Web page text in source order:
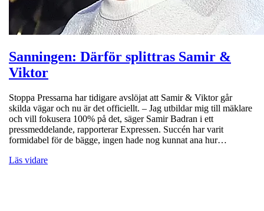
Sanningen: Därför splittras Samir &
Viktor
Stoppa Pressarna har tidigare avslöjat att Samir & Viktor går
skilda vägar och nu är det officiellt. – Jag utbildar mig till mäklare
och vill fokusera 100% på det, säger Samir Badran i ett
pressmeddelande, rapporterar Expressen. Succén har varit
formidabel för de bägge, ingen hade nog kunnat ana hur…
Läs vidare